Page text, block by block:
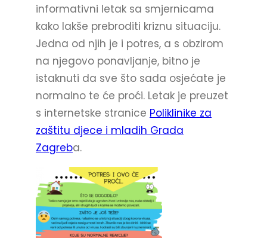
informativni letak sa smjernicama
kako lakše prebroditi kriznu situaciju.
Jedna od njih je i potres, a s obzirom
na njegovo ponavljanje, bitno je
istaknuti da sve što sada osjećate je
normalno te će proći. Letak je preuzet
s internetske stranice Poliklinike za
zaštitu djece i mladih Grada
Zagreba.